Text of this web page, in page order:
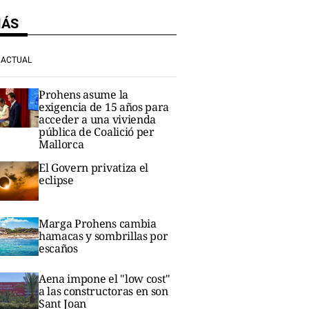
ACTUAL
Prohens asume la
exigencia de 15 años para
acceder a una vivienda
pública de Coalició per
Mallorca
El Govern privatiza el
eclipse
Marga Prohens cambia
hamacas y sombrillas por
escaños
Aena impone el "low cost"
a las constructoras en son
Sant Joan